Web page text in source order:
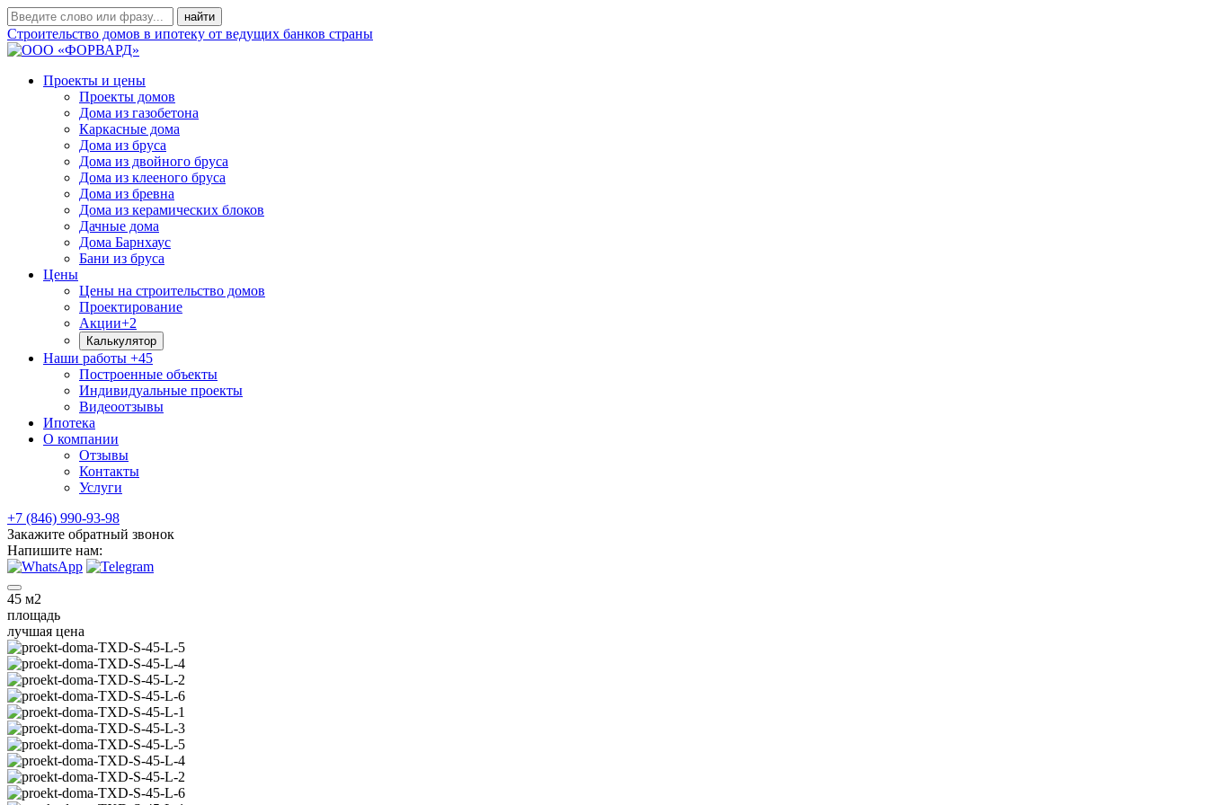
Строительство домов в ипотеку от ведущих банков страны
Проекты и цены
Проекты домов
Дома из газобетона
Каркасные дома
Дома из бруса
Дома из двойного бруса
Дома из клееного бруса
Дома из бревна
Дома из керамических блоков
Дачные дома
Дома Барнхаус
Бани из бруса
Цены
Цены на строительство домов
Проектирование
Акции+2
Калькулятор
Наши работы +45
Построенные объекты
Индивидуальные проекты
Видеоотзывы
Ипотека
О компании
Отзывы
Контакты
Услуги
+7 (846) 990-93-98
Закажите обратный звонок
Напишите нам:
45 м2
площадь
лучшая цена